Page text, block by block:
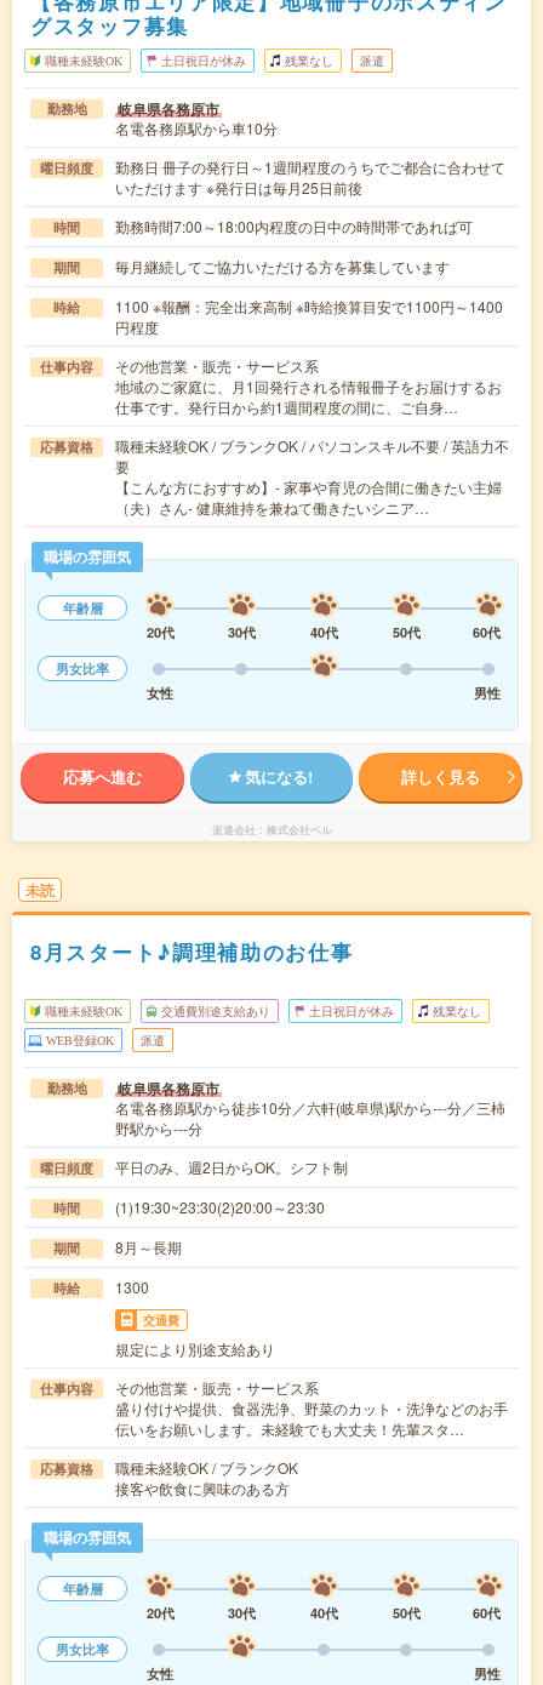
グスタッフ募集
職種未経験OK 土日祝日が休み 残業なし 派遣
勤務地 岐阜県各務原市
名電各務原駅から車10分
曜日頻度
勤務日 冊子の発行日～1週間程度のうちでご都合に合わせて
いただけます ※発行日は毎月25日前後
時間 勤務時間7:00～18:00内程度の日中の時間帯であれば可
期間 毎月継続してご協力いただける方を募集しています
時給
1100 ※報酬：完全出来高制 ※時給換算目安で1100円～1400
円程度
仕事内容
その他営業・販売・サービス系
地域のご家庭に、月1回発行される情報冊子をお届けするお
仕事です。発行日から約1週間程度の間に、ご自身…
応募資格
職種未経験OK / ブランクOK / パソコンスキル不要 / 英語力不
要
【こんな方におすすめ】- 家事や育児の合間に働きたい主婦
（夫）さん- 健康維持を兼ねて働きたいシニア…
職場の雰囲気
年齢層
20代
30代 40代 50代
60代
男女比率
女性
男性
応募へ進む 気になる! 詳しく見る
派遣会社 株式会社ベル
未読
8月スタート♪調理補助のお仕事
職種未経験OK 交通費別途支給あり 土日祝日が休み 残業なし
WEB登録OK 派遣
勤務地 岐阜県各務原市
名電各務原駅から徒歩10分／六軒(岐阜県)駅から---分／三柿
野駅から---分
曜日頻度 平日のみ、週2日からOK。シフト制
時間 (1)19:30~23:30(2)20:00～23:30
期間 8月～長期
時給 1300
交通費
規定により別途支給あり
仕事内容
その他営業・販売・サービス系
盛り付けや提供、食器洗浄、野菜のカット・洗浄などのお手
伝いをお願いします。未経験でも大丈夫！先輩スタ…
応募資格
職種未経験OK / ブランクOK
接客や飲食に興味のある方
職場の雰囲気
年齢層
20代
30代 40代 50代
60代
男女比率
女性
男性